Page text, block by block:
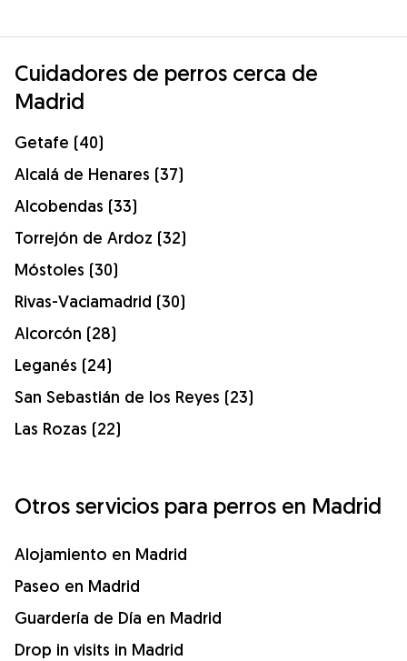
Cuidadores de perros cerca de
Madrid
Getafe (40)
Alcalá de Henares (37)
Alcobendas (33)
Torrejón de Ardoz (32)
Móstoles (30)
Rivas-Vaciamadrid (30)
Alcorcón (28)
Leganés (24)
San Sebastián de los Reyes (23)
Las Rozas (22)
Otros servicios para perros en Madrid
Alojamiento en Madrid
Paseo en Madrid
Guardería de Día en Madrid
Drop in visits in Madrid